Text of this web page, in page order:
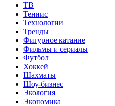
ТВ
Теннис
Технологии
Тренды
Фигурное катание
Фильмы и сериалы
Футбол
Хоккей
Шахматы
Шоу-бизнес
Экология
Экономика